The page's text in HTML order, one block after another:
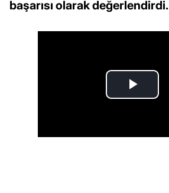
başarısı olarak değerlendirdi.